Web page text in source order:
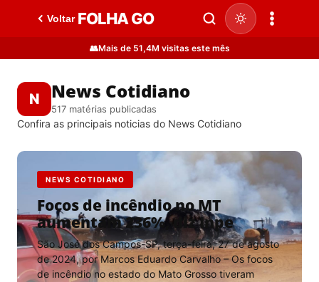
Voltar FOLHA GO
👥Mais de 51,4M visitas este mês
N News Cotidiano
517 matérias publicadas
Confira as principais noticias do News Cotidiano
NEWS COTIDIANO
Focos de incêndio no MT
aumentam 236%, diz Inpe
São José dos Campos-SP, terça-feira, 27 de agosto
de 2024, por Marcos Eduardo Carvalho – Os focos
de incêndio no estado do Mato Grosso tiveram